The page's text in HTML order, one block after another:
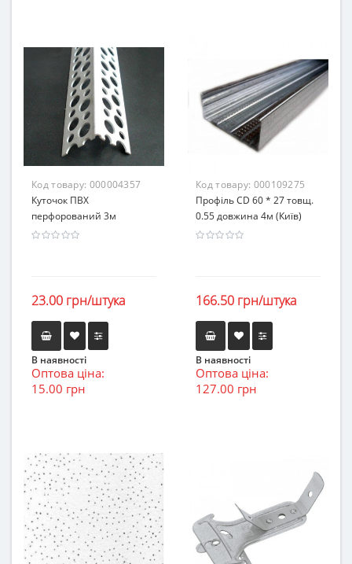
Код товару: 000004357
Куточок ПВХ
перфорований 3м
23.00 грн/штука
В наявності
Оптова ціна:
15.00 грн
Код товару: 000109275
Профіль CD 60 * 27 товщ.
0.55 довжина 4м (Київ)
166.50 грн/штука
В наявності
Оптова ціна:
127.00 грн